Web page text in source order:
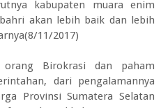
kabupaten muara enim
akan lebih baik dan lebih
11/2017)
Birokrasi dan paham
dari pengalamannya
Provinsi Sumatera Selatan